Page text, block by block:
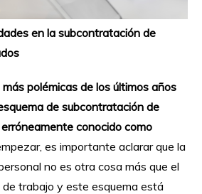
en la subcontratación de
polémicas de los últimos años
de subcontratación de
conocido como
es importante aclarar que la
no es otra cosa más que el
trabajo y este esquema está